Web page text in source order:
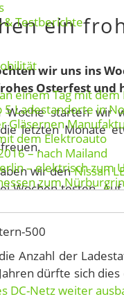
& Testberichte
einem Tag mit dem
5 Ladestandorte in
Gläsernen
dem Elektroauto
– nach Mailand
– elektrisch zum
zum
ein
wir uns ins
Osterfest und
Woche starten wir
letzten Monate
wir denNissan
Wochen testen.
Anzahl der
dürfte sich
DC-Netz weiter